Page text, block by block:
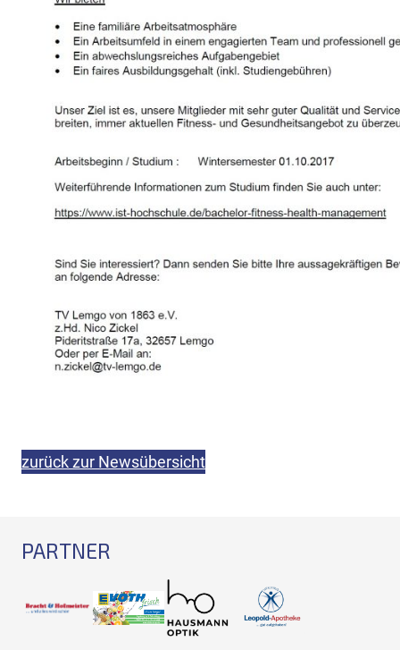
zurück zur Newsübersicht
PARTNER